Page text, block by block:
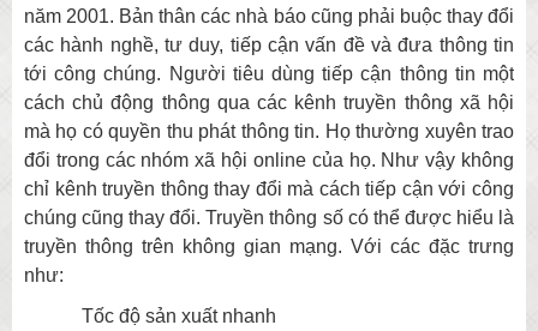
năm 2001. Bản thân các nhà báo cũng phải buộc thay đổi
các hành nghề, tư duy, tiếp cận vấn đề và đưa thông tin
tới công chúng. Người tiêu dùng tiếp cận thông tin một
cách chủ động thông qua các kênh truyền thông xã hội
mà họ có quyền thu phát thông tin. Họ thường xuyên trao
đổi trong các nhóm xã hội online của họ. Như vậy không
chỉ kênh truyền thông thay đổi mà cách tiếp cận với công
chúng cũng thay đổi. Truyền thông số có thể được hiểu là
truyền thông trên không gian mạng. Với các đặc trưng
như:
Tốc độ sản xuất nhanh